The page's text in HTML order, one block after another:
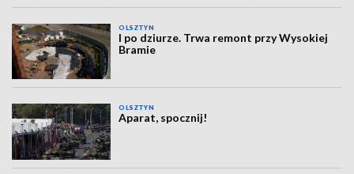
OLSZTYN
I po dziurze. Trwa remont przy Wysokiej
Bramie
OLSZTYN
Aparat, spocznij!